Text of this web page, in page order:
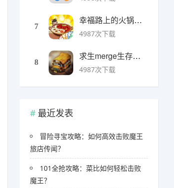
7
幸福路上的火锅店官方版 v5.3.5安卓版
4987次下载
8
求生merge生存之地手机版 v1.48.0安卓版
4987次下载
最近发表
冒险寻宝攻略：如何高效击败魔王
旅店传闻？
101全抢攻略：菜比如何轻松击败
魔王？